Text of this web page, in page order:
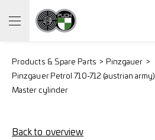
Products & Spare Parts
Pinzgauer
Pinzgauer Petrol 710-712 (austrian army)
Master cylinder
Back to overview